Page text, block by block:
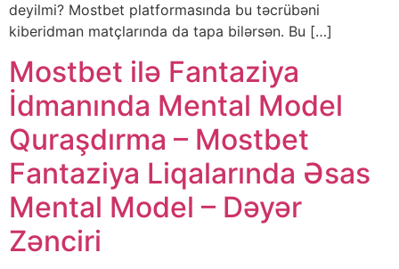
deyilmi? Mostbet platformasında bu təcrübəni
kiberidman matçlarında da tapa bilərsən. Bu […]
Mostbet ilə Fantaziya
İdmanında Mental Model
Quraşdırma – Mostbet
Fantaziya Liqalarında Əsas
Mental Model – Dəyər
Zənciri